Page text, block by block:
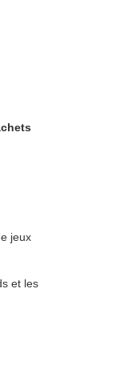
jeux
et les